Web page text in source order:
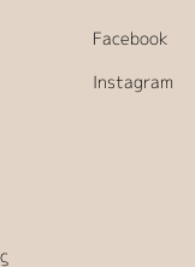
Facebook
Instagram